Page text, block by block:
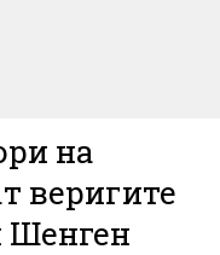
на
веригите
Шенген